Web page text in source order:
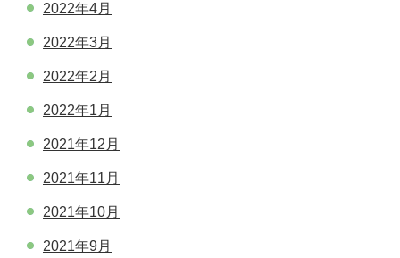
2022年4月
2022年3月
2022年2月
2022年1月
2021年12月
2021年11月
2021年10月
2021年9月